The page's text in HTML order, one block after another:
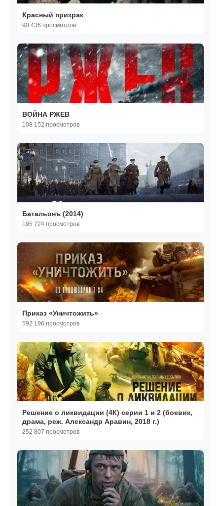
Красный призрак
90 436 просмотров
ВОЙНА РЖЕВ
108 152 просмотров
Батальонъ (2014)
195 724 просмотров
Приказ «Уничтожить»
592 196 просмотров
Решение о ликвидации (4К) серии 1 и 2 (боевик,
драма, реж. Александр Аравин, 2018 г.)
252 807 просмотров